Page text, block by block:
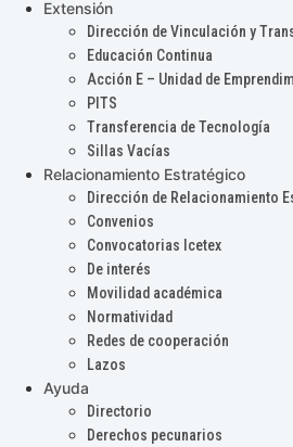
Extensión
Dirección de Vinculación y
Educación Continua
Acción E – Unidad de
PITS
Transferencia de Tecnología
Sillas Vacías
Relacionamiento Estratégico
Dirección de Relacionamiento
Convenios
Convocatorias Icetex
De interés
Movilidad académica
Normatividad
Redes de cooperación
Lazos
Ayuda
Directorio
Derechos pecunarios